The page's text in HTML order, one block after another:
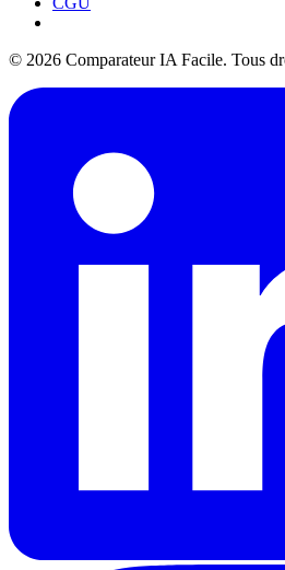
© 2026 Comparateur IA Facile. Tous